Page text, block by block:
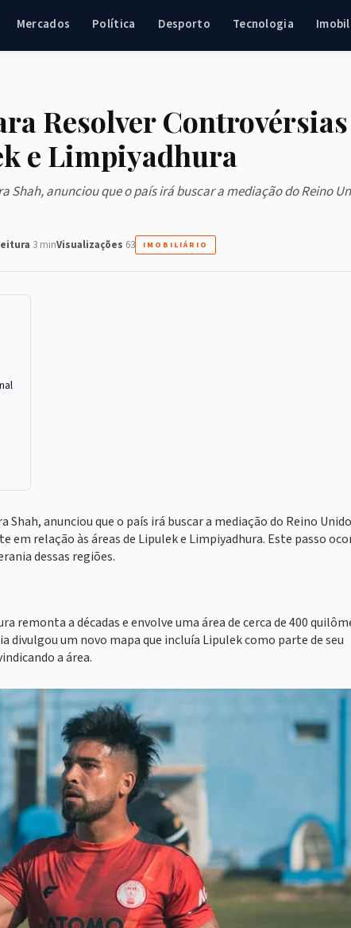
Mercados Política Desporto Tecnologia
Resolver Controvérsias
e Limpiyadhura
anunciou que o país irá buscar a mediação do Reino
3 minVisualizações 63 IMOBILIÁRIO
anunciou que o país irá buscar a mediação do Reino
relação às áreas de Lipulek e Limpiyadhura. Este passo
dessas regiões.
remonta a décadas e envolve uma área de cerca de 400
divulgou um novo mapa que incluía Lipulek como parte de seu
a área.